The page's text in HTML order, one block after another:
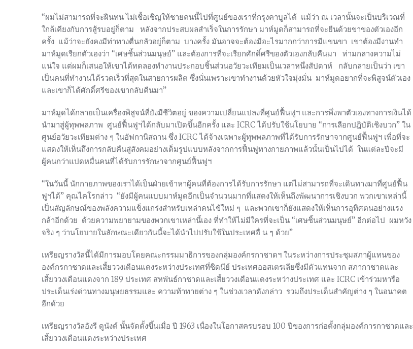
“ผมไม่สามารถที่จะฝืนทน ไม่เชื้อเชิญให้ชายคนนี้ไปที่ศูนย์ของเราที่กรุงคาบูลได้ แม้ว่า ณ เวลานั้นจะเป็นบริเวณที่
ใกล้เคียงกับการสู้รบอยู่ก็ตาม หลังจากประสบผลสำเร็จในการรักษา มาห์มูดก็สามารถที่จะยืนด้วยขาของตัวเองอีก
ครั้ง แม้ว่าจะยังคงมีท่าทางตื่นกลัวอยู่ก็ตาม บางครั้ง มันอาจจะต้องมีอะไรมากกว่าการมีแขนขา เขาต้องมีงานทำ
มาห์มูดเรียกตัวเองว่า “เศษชิ้นส่วนมนุษย์” และต้องการที่จะเรียกศักดิ์ศรีของตัวเองกลับคืนมา ท่ามกลางความไม่
แน่ใจ แต่ผมก็เสนอให้เขาได้ทดลองทำงานประกอบชิ้นส่วนอวัยวะเทียมเป็นเวลาหนึ่งสัปดาห์ กลับกลายเป็นว่า เขา
เป็นคนที่ทำงานได้รวดเร็วที่สุดในสายการผลิต ซึ่งนั่นเพราะเขาทำงานด้วยหัวใจมุ่งมั่น มาห์มูดอยากที่จะพิสูจน์ตัวเอง
และเขาก็ได้ศักดิ์ศรีของเขากลับคืนมา”
มาห์มูดได้กลายเป็นเครื่องพิสูจน์ที่ยังมีชีวิตอยู่ ของความเปลี่ยนแปลงที่ศูนย์ฟื้นฟูฯ และการพึ่งพาตัวเองทางการเงินได้
นำมาสู่ผู้ทุพพลภาพ ศูนย์ฟื้นฟูฯได้กลับมาเปิดขึ้นอีกครั้ง และ ICRC ได้ปรับใช้นโยบาย “การเลือกปฎิบัติเชิงบวก” ใน
ศูนย์อวัยวะเทียมต่าง ๆ ในอัฟกานิสถาน ซึ่ง ICRC ได้จ้างเฉพาะผู้ทุพพลภาพที่ได้รับการรักษาจากศูนย์ฟื้นฟูฯ เพื่อที่จะ
แสดงให้เห็นถึงการกลับคืนสู่สังคมอย่างเต็มรูปแบบหลังจากการฟื้นฟูทางกายภาพแล้วนั้นเป็นไปได้ ในแต่ละปีจะมี
ผู้คนกว่าแปดหมื่นคนที่ได้รับการรักษาจากศูนย์ฟื้นฟูฯ
“ในวันนี้ นักกายภาพของเราได้เป็นฝ่ายเข้าหาผู้คนที่ต้องการได้รับการรักษา แต่ไม่สามารถที่จะเดินทางมาที่ศูนย์ฟื้น
ฟูฯได้” คุณไคโรกล่าว “ยังมีผู้คนแบบมาห์มูดอีกเป็นจำนวนมากที่แสดงให้เห็นถึงพัฒนาการเชิงบวก พวกเขาเหล่านี้
เป็นสัญลักษณ์ของพลังความแข็งแกร่งสำหรับเหล่าคนไข้ใหม่ ๆ และพวกเขาก็ยังแสดงให้เห็นการอุทิศตนอย่างแรง
กล้าอีกด้วย ด้วยความพยายามของพวกเขาเหล่านี้เอง ที่ทำให้ไม่มีใครที่จะเป็น “เศษชิ้นส่วนมนุษย์” อีกต่อไป ผมหวัง
จริง ๆ ว่านโยบายในลักษณะเดียวกันนี้จะได้นำไปปรับใช้ในประเทศอื่ น ๆ ด้วย”
เหรียญรางวัลนี้ได้มีการมอบโดยคณะกรรมมาธิการของกลุ่มองค์กรกาชาดฯ ในระหว่างการประชุมสภาผู้แทนของ
องค์กรกาชาดและเสี้ยววงเดือนแดงระหว่างประเทศที่ซิดนีย์ ประเทศออสเตรเลียซึ่งมีตัวแทนจาก สภากาชาดและ
เสี้ยววงเดือนแดงจาก 189 ประเทศ สหพันธ์กาชาดและเสี้ยววงเดือนแดงระหว่างประเทศ และ ICRC เข้าร่วมหารือ
ประเด็นเร่งด่วนทางมนุษยธรรมและ ความท้าทายต่าง ๆ ในช่วงเวลาดังกล่าว รวมถึงประเด็นสำคัญต่าง ๆ ในอนาคต
อีกด้วย
เหรียญรางวัลอังรี ดูนังต์ นั้นจัดตั้งขึ้นเมื่อ ปี 1963 เนื่องในโอกาสครบรอบ 100 ปีของการก่อตั้งกลุ่มองค์การกาชาดและ
เสี้ยววงเดือนแดงระหว่างประเทศ